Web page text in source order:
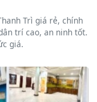
Trì giá rẻ, chính
trí cao, an ninh tốt.
giá.